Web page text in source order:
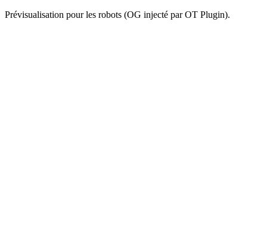
Prévisualisation pour les robots (OG injecté par OT Plugin).